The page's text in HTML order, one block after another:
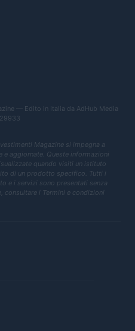
— Edito in Italia da AdHub Media
Magazine si impegna a
e aggiornate. Queste informazioni
quando visiti un istituto
di un prodotto specifico. Tutti i
e i servizi sono presentati senza
consultare i Termini e condizioni